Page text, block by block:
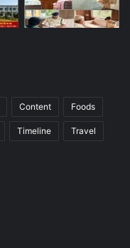
Content Foods
Timeline Travel